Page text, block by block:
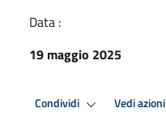
Data :
19 maggio 2025
Condividi Vedi azioni